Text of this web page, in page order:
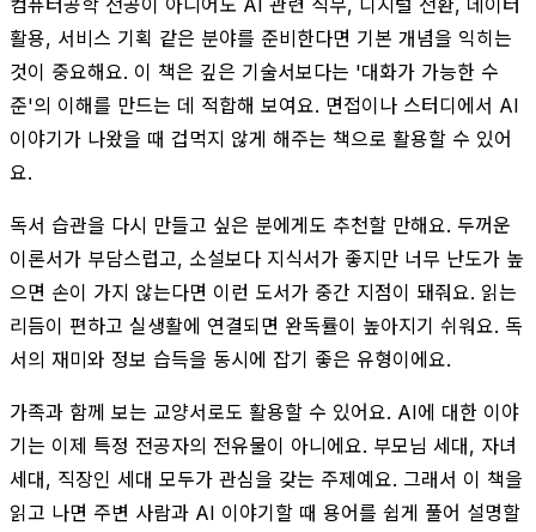
활용, 서비스 기획 같은 분야를 준비한다면 기본 개념을 익히는
것이 중요해요. 이 책은 깊은 기술서보다는 '대화가 가능한 수
준'의 이해를 만드는 데 적합해 보여요. 면접이나 스터디에서 AI
이야기가 나왔을 때 겁먹지 않게 해주는 책으로 활용할 수 있어
요.
독서 습관을 다시 만들고 싶은 분에게도 추천할 만해요. 두꺼운
이론서가 부담스럽고, 소설보다 지식서가 좋지만 너무 난도가 높
으면 손이 가지 않는다면 이런 도서가 중간 지점이 돼줘요. 읽는
리듬이 편하고 실생활에 연결되면 완독률이 높아지기 쉬워요. 독
서의 재미와 정보 습득을 동시에 잡기 좋은 유형이에요.
가족과 함께 보는 교양서로도 활용할 수 있어요. AI에 대한 이야
기는 이제 특정 전공자의 전유물이 아니에요. 부모님 세대, 자녀
세대, 직장인 세대 모두가 관심을 갖는 주제예요. 그래서 이 책을
읽고 나면 주변 사람과 AI 이야기할 때 용어를 쉽게 풀어 설명할